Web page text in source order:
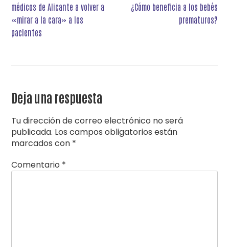
de
entradas
médicos de Alicante a volver a
«mirar a la cara» a los
pacientes
¿Cómo beneficia a los bebés
prematuros?
Deja una respuesta
Tu dirección de correo electrónico no será
publicada. Los campos obligatorios están
marcados con *
Comentario *